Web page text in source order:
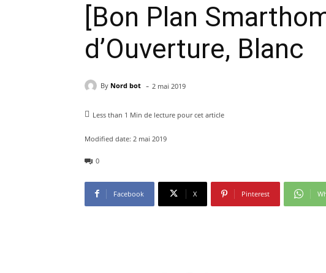
[Bon Plan
d’Ouverture, Blanc
By Nord bot - 2 mai 2019
Less than 1 Min de lecture pour cet article
Modified date: 2 mai 2019
0
Facebook X Pinterest